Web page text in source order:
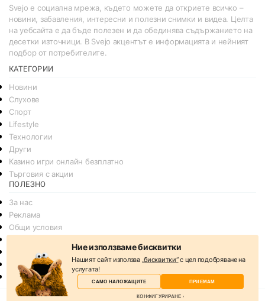
Svejo е социална мрежа, където можете да откриете всичко –
новини, забавления, интересни и полезни снимки и видеа. Целта
на уебсайта е да бъде полезен и да обединява съдържанието на
десетки източници. В Svejo акцентът е информацията и нейният
подбор от потребителите.
КАТЕГОРИИ
Новини
Слухове
Спорт
Lifestyle
Технологии
Други
Казино игри онлайн безплатно
Търговия с акции
ПОЛЕЗНО
За нас
Реклама
Общи условия
Политика за поверителснот
Политика на Бисквитките
Контакти
Ние използваме бисквитки
Нашият сайт използва „бисквитки“с цел подобряване на
услугата!
САМО НАЛОЖАЩИТЕ ПРИЕМАМ
КОНФИГУРИРАНЕ